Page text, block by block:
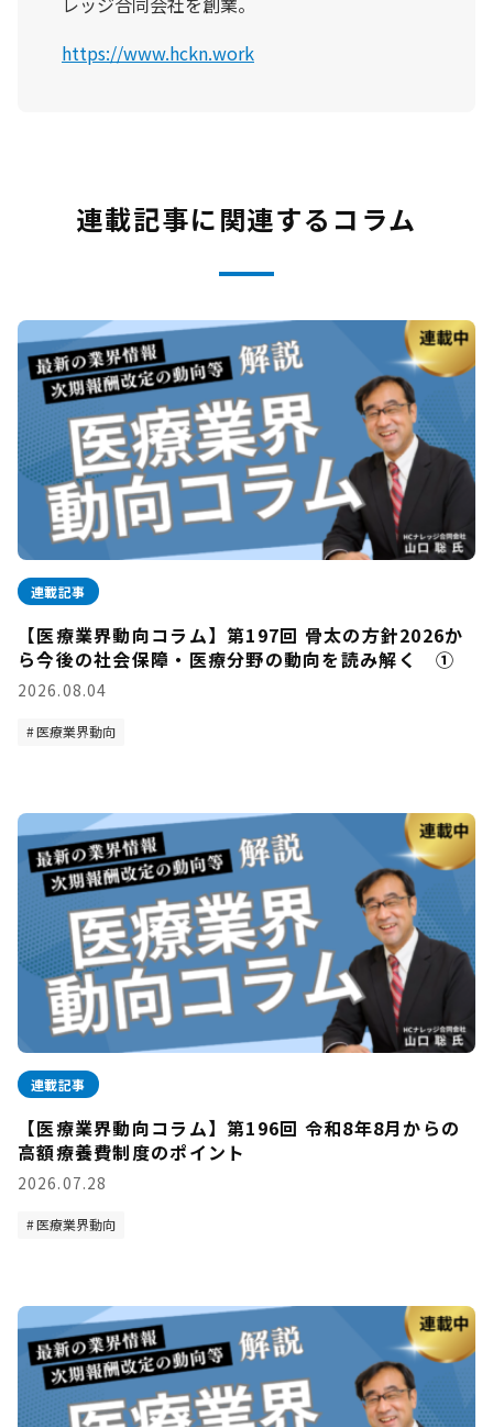
https://www.hckn.work
連載記事に関連するコラム
連載記事
【医療業界動向コラム】第197回 骨太の方針2026か
ら今後の社会保障・医療分野の動向を読み解く ①
2026.08.04
医療業界動向
連載記事
【医療業界動向コラム】第196回 令和8年8月からの
高額療養費制度のポイント
2026.07.28
医療業界動向